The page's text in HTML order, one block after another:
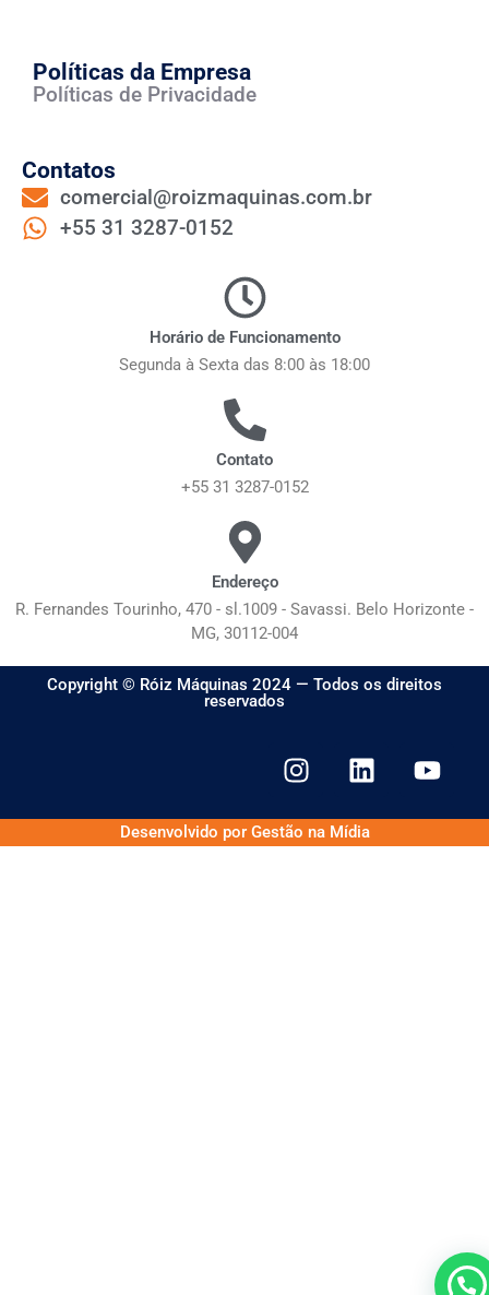
Políticas da Empresa
Políticas de Privacidade
Contatos
comercial@roizmaquinas.com.br
+55 31 3287-0152
Horário de Funcionamento
Segunda à Sexta das 8:00 às 18:00
Contato
+55 31 3287-0152
Endereço
R. Fernandes Tourinho, 470 - sl.1009 - Savassi. Belo Horizonte -
MG, 30112-004
Copyright © Róiz Máquinas 2024 — Todos os direitos
reservados
Desenvolvido por Gestão na Mídia